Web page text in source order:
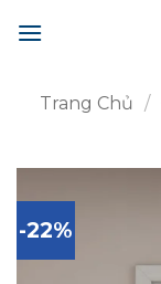
qua
dungTrang Chủ /
-22%